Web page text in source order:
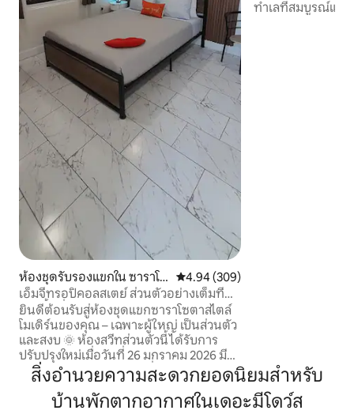
ห้องชุดรับรองแขกใน ซาราโซ
ตา
คะแนนเฉลี่ย 4.94 จาก 5, 309 รีวิว
4.94 (309)
เอ็มจีทรอปิคอลสเตย์ ส่วนตัวอย่างเต็มที่
ไม่มีพื้นที่ใช้ร่วมกัน
ยินดีต้อนรับสู่ห้องชุดแขกซาราโซตาสไตล์
โมเดิร์นของคุณ – เฉพาะผู้ใหญ่ เป็นส่วนตัว
และสงบ 🌞 ห้องสวีทส่วนตัวนี้ได้รับการ
ปรับปรุงใหม่เมื่อวันที่ 26 มกราคม 2026 มี
ทางเข้าแยกต่างหากและที่จอดรถสำหรับ
รถยนต์ 2 คัน เพลิดเพลินกับเตียงควีนไซส์ที่
อบอุ่น ห้องน้ำเต็มรูปแบบ และห้องครัว
ทำเลที่สมบูรณ์แบ
สิ่งอำนวยความสะดวกยอดนิยมสำหรับ
บ้านพักตากอากาศในเดอะมีโดว์ส